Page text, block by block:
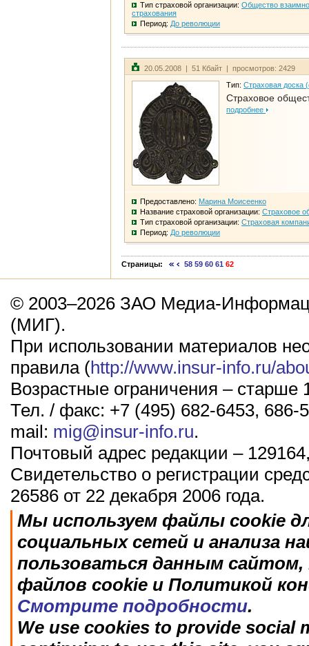
Тип страховой организации: Общество
страхования
Период: До революции
20.05.2008 | 51 Кбайт | просмотров: 2429
Тип: Страховая доска
Страховое
подробнее
Предоставлено: Марина Моисеенко
Название страховой организации: Страховое
Тип страховой организации: Страховая
Период: До революции
Страницы: 58 59 60 61 62
© 2003–2026 ЗАО Медиа-
(МИГ).
При использовании материалов
правила (http://www.insur-info.ru/
Возрастные ограничения – старше
Тел. / факс: +7 (495) 682-6453, 686-
mail: mig@insur-info.ru.
Почтовый адрес редакции –
Свидетельство о регистрации
26586 от 22 декабря 2006 года.
Мы используем файлы cookie
социальных сетей и анализа
пользоваться данным
файлов cookie и Политикой
Смотрите подробности.
We use cookies to provide social